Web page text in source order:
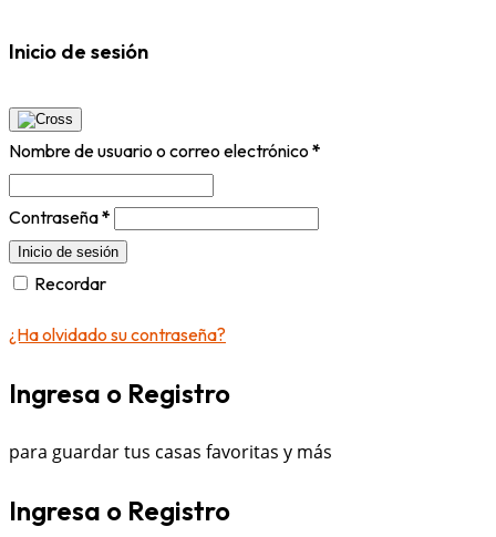
Inicio de sesión
Nombre de usuario o correo electrónico *
Contraseña*
Inicio de sesión
Recordar
¿Ha olvidado su contraseña?
Ingresa o Registro
para guardar tus casas favoritas y más
Ingresa o Registro